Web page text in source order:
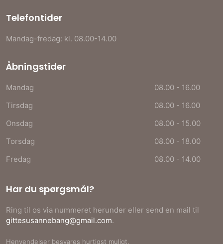
Telefontider
Mandag-fredag: kl. 08.00-14.00
Åbningstider
Mandag
08.00 - 16.00​​​
Tirsdag
08.00 - 16.00​​​
Onsdag
08.00 - 15.00​​​
Torsdag
08.00 - 18.00​​​
Fredag
08.00 - 14.00​​​
Har du spørgsmål?
Ring til os via nummeret herunder eller send en mail til
gittesusannebang@gmail.com.
Henvendelser besvares hurtigst muligt.​